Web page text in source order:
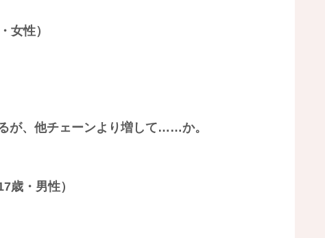
女性）
が、他チェーンより増して……か。
歳・男性）